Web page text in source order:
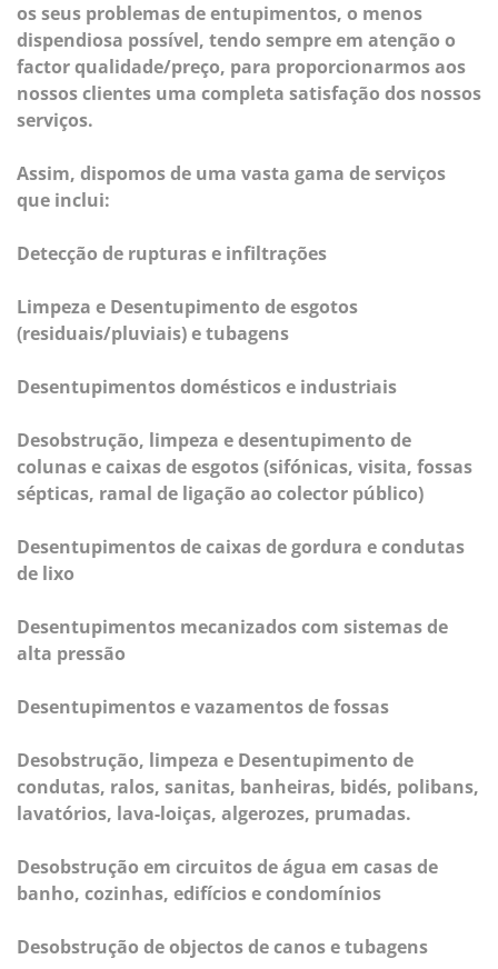
os seus problemas de entupimentos, o menos
dispendiosa possível, tendo sempre em atenção o
factor qualidade/preço, para proporcionarmos aos
nossos clientes uma completa satisfação dos nossos
serviços.
Assim, dispomos de uma vasta gama de serviços
que inclui:
Detecção de rupturas e infiltrações
Limpeza e Desentupimento de esgotos
(residuais/pluviais) e tubagens
Desentupimentos domésticos e industriais
Desobstrução, limpeza e desentupimento de
colunas e caixas de esgotos (sifónicas, visita, fossas
sépticas, ramal de ligação ao colector público)
Desentupimentos de caixas de gordura e condutas
de lixo
Desentupimentos mecanizados com sistemas de
alta pressão
Desentupimentos e vazamentos de fossas
Desobstrução, limpeza e Desentupimento de
condutas, ralos, sanitas, banheiras, bidés, polibans,
lavatórios, lava-loiças, algerozes, prumadas.
Desobstrução em circuitos de água em casas de
banho, cozinhas, edifícios e condomínios
Desobstrução de objectos de canos e tubagens